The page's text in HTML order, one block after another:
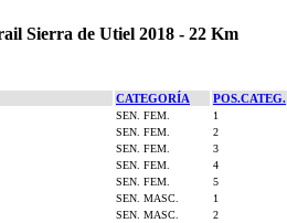
Sierra de Utiel 2018 - 22 Km
CATEGORÍA POS.CATEG.
SEN. FEM. 1
SEN. FEM. 2
SEN. FEM. 3
SEN. FEM. 4
SEN. FEM. 5
SEN. MASC. 1
SEN. MASC. 2